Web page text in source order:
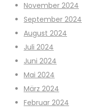
November 2024
September 2024
August 2024
Juli 2024
Juni 2024
Mai 2024
März 2024
Februar 2024